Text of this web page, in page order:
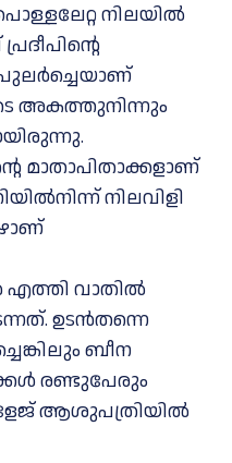
നിലയിൽ
പുലര്‍ച്ചെയാണ്
അകത്തുനിന്നും
മാതാപിതാക്കളാണ്
നിലവിളി
വാതില്‍
ഉടന്‍തന്നെ
ബീന
രണ്ടുപേരും
ആശുപത്രിയില്‍